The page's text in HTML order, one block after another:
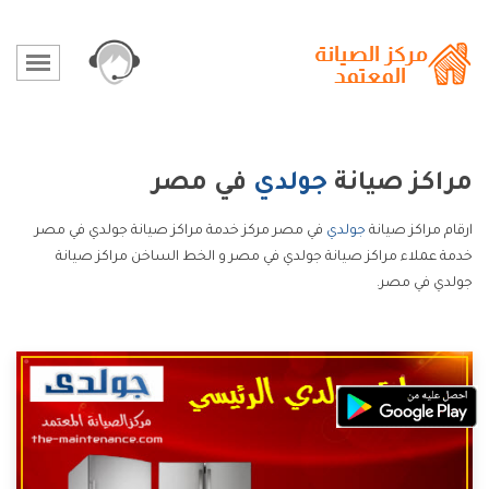
مراكز صيانة جولدي في مصر
ارقام مراكز صيانة جولدي في مصر مركز خدمة مراكز صيانة جولدي في مصر
خدمة عملاء مراكز صيانة جولدي في مصر و الخط الساخن مراكز صيانة
جولدي في مصر.